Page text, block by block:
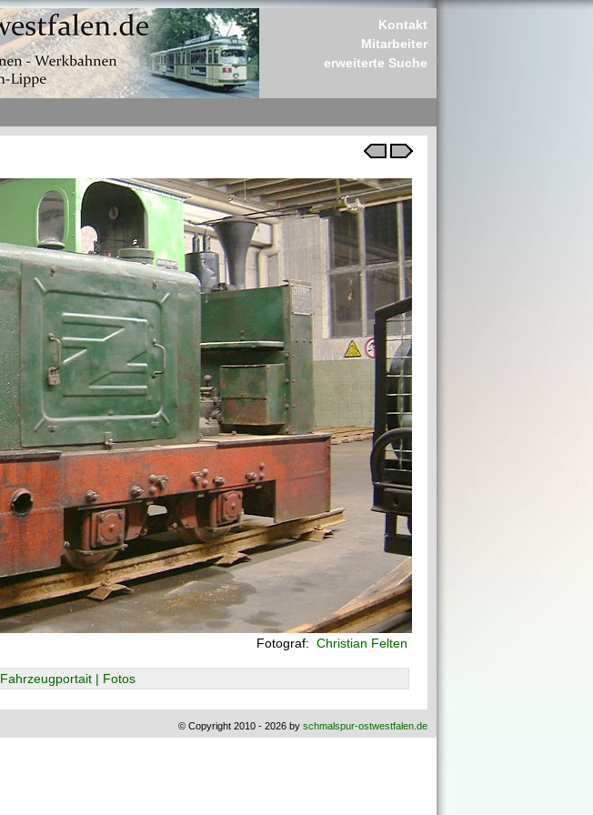
Kontakt
Mitarbeiter
erweiterte Suche
Fotograf: Christian Felten
Fahrzeugportait | Fotos
© Copyright 2010 - 2026 by schmalspur-ostwestfalen.de